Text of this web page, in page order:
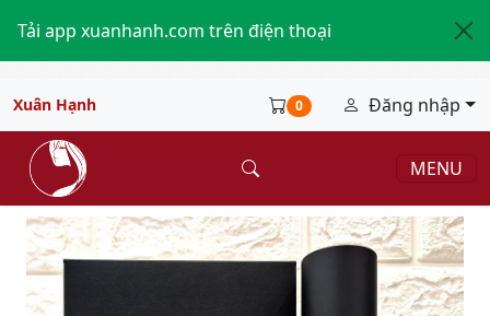
Tải app xuanhanh.com trên điện thoại
Xuân Hạnh 0 Đăng nhập
MENU